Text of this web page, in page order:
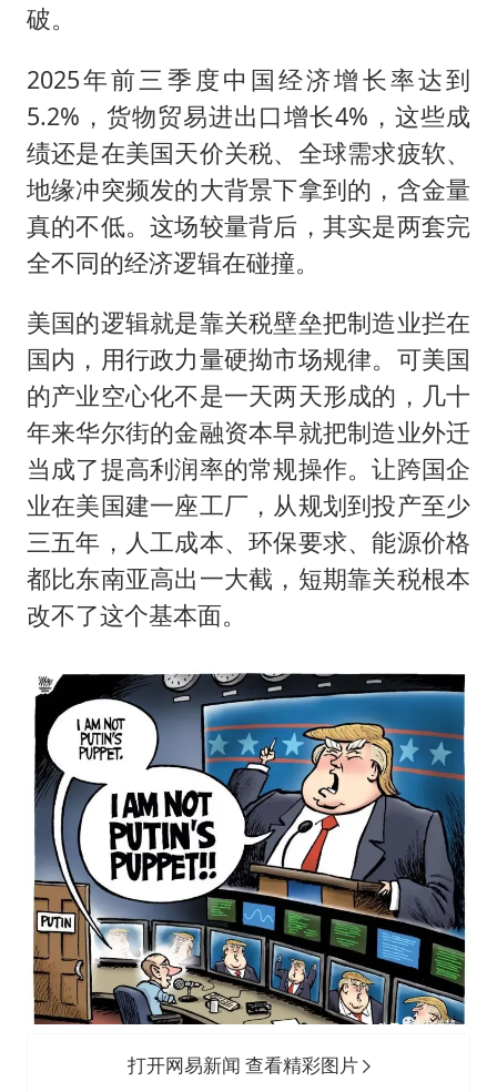
破。
2025年前三季度中国经济增长率达到
5.2%，货物贸易进出口增长4%，这些成
绩还是在美国天价关税、全球需求疲软、
地缘冲突频发的大背景下拿到的，含金量
真的不低。这场较量背后，其实是两套完
全不同的经济逻辑在碰撞。
美国的逻辑就是靠关税壁垒把制造业拦在
国内，用行政力量硬拗市场规律。可美国
的产业空心化不是一天两天形成的，几十
年来华尔街的金融资本早就把制造业外迁
当成了提高利润率的常规操作。让跨国企
业在美国建一座工厂，从规划到投产至少
三五年，人工成本、环保要求、能源价格
都比东南亚高出一大截，短期靠关税根本
改不了这个基本面。
打开网易新闻 查看精彩图片